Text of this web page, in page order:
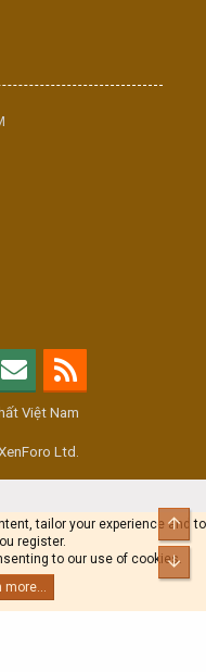
Việt Nam
Ltd.
tailor your experience and to
register.
to our use of cookies.
more...
Top